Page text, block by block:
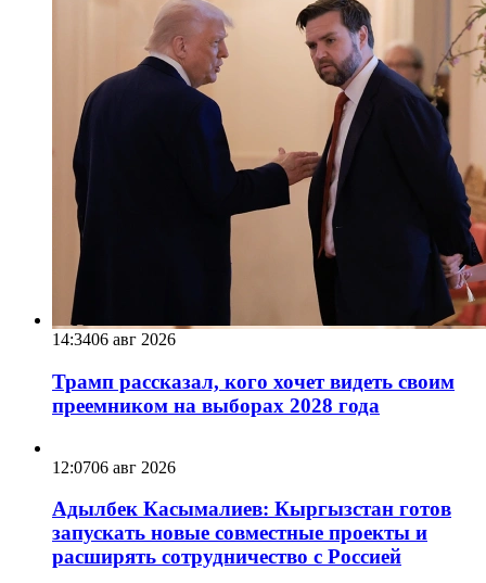
14:3406 авг 2026
Трамп рассказал, кого хочет видеть своим
преемником на выборах 2028 года
12:0706 авг 2026
Адылбек Касымалиев: Кыргызстан готов
запускать новые совместные проекты и
расширять сотрудничество с Россией